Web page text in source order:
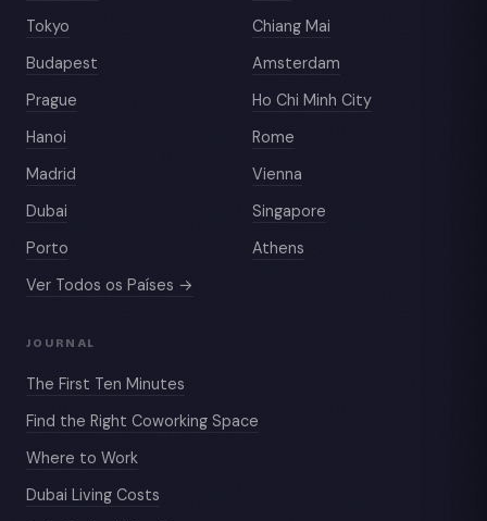
Tokyo
Chiang Mai
Budapest
Amsterdam
Prague
Ho Chi Minh City
Hanoi
Rome
Madrid
Vienna
Dubai
Singapore
Porto
Athens
Ver Todos os Países →
JOURNAL
The First Ten Minutes
Find the Right Coworking Space
Where to Work
Dubai Living Costs